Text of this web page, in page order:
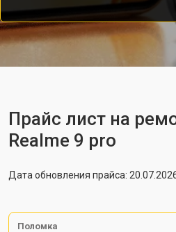
Прайс лист на
Realme 9 pro
Дата обновления прайса:
Поломка